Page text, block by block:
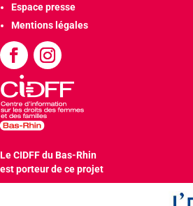
Espace presse
Mentions légales
Le CIDFF du Bas-Rhin
est porteur de ce projet